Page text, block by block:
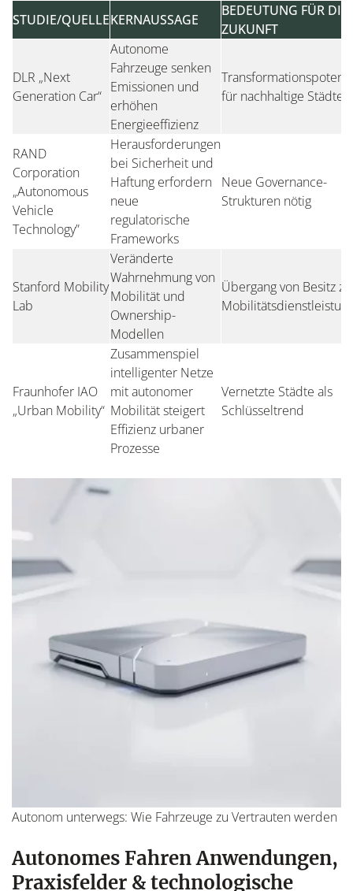
STUDIE/QUELLEKERNAUSSAGE
BEDEUTUNG FÜR DIE
ZUKUNFT
DLR „Next
Generation Car“
Autonome
Fahrzeuge senken
Emissionen und
erhöhen
Energieeffizienz
für nachhaltige Städte
RAND
Corporation
„Autonomous
Vehicle
Technology”
Herausforderungen
bei Sicherheit und
Haftung erfordern
neue
regulatorische
Frameworks
Neue Governance-
Strukturen nötig
Stanford Mobility
Lab
Veränderte
Wahrnehmung von
Mobilität und
Ownership-
Modellen
Übergang von Besitz zu
Fraunhofer IAO
„Urban Mobility“
Zusammenspiel
intelligenter Netze
mit autonomer
Mobilität steigert
Effizienz urbaner
Prozesse
Vernetzte Städte als
Schlüsseltrend
Autonom unterwegs: Wie Fahrzeuge zu Vertrauten werden
Autonomes Fahren Anwendungen,
Praxisfelder & technologische